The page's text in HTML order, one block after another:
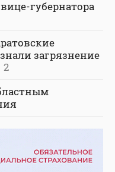
губернатора
загрязнение
2